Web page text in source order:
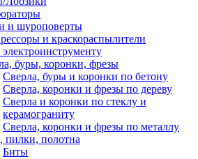
и шуроповерты
и краскораспылители
буры, коронки, фрезы
Сверла, буры и коронки по бетону
Сверла, коронки и фрезы по дереву
Сверла и коронки по стеклу и
керамограниту
Сверла, коронки и фрезы по металлу
пилки, полотна
Биты